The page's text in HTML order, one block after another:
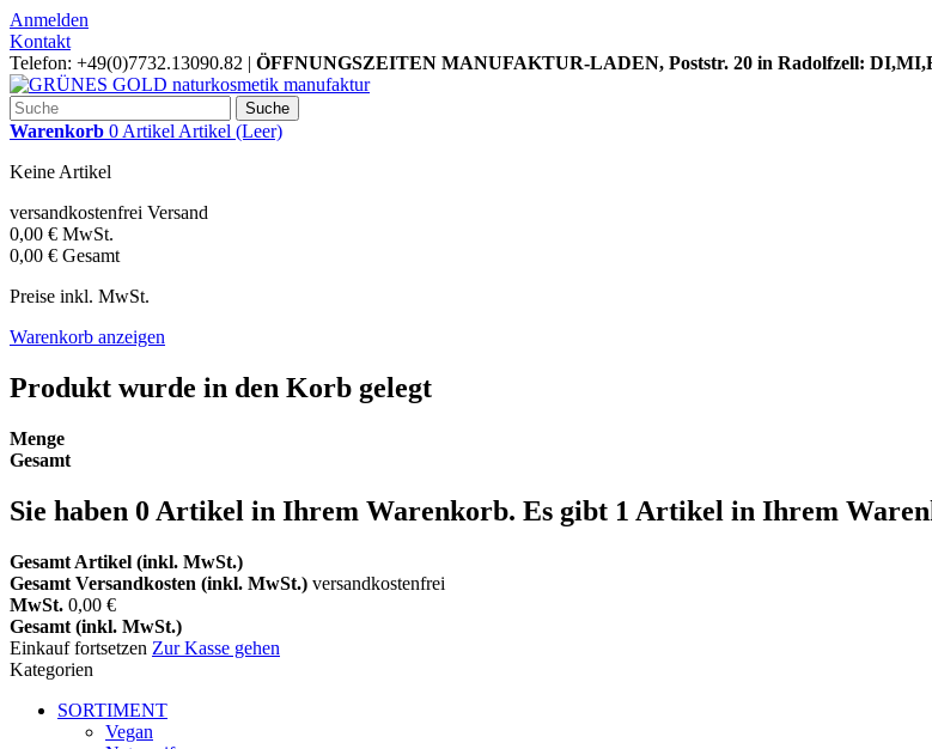
Anmelden
Kontakt
Telefon: +49(0)7732.13090.82 | ÖFFNUNGSZEITEN MANUFAKTUR-LADEN, Poststr. 20 in Radolfzell:
Suche
Warenkorb 0 Artikel Artikel (Leer)
Keine Artikel
versandkostenfrei Versand
0,00 € MwSt.
0,00 € Gesamt
Preise inkl. MwSt.
Warenkorb anzeigen
Produkt wurde in den Korb gelegt
Menge
Gesamt
Sie haben 0 Artikel in Ihrem Warenkorb. Es gibt 1 Artikel in Ihrem
Gesamt Artikel (inkl. MwSt.)
Gesamt Versandkosten (inkl. MwSt.) versandkostenfrei
MwSt. 0,00 €
Gesamt (inkl. MwSt.)
Einkauf fortsetzen Zur Kasse gehen
Kategorien
SORTIMENT
Vegan